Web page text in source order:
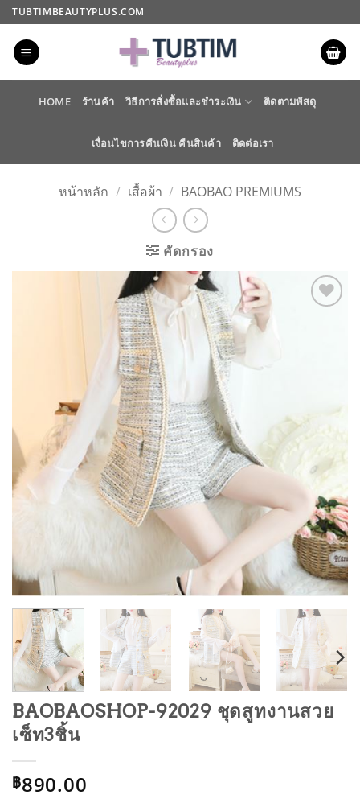
ข้าม
ไป
เนื้อหา
TUBTIMBEAUTYPLUS.COM
HOME ร้านค้า วิธีการสั่งซื้อและชำระเงิน ติดตามพัสดุ
เงื่อนไขการคืนเงิน คืนสินค้า ติดต่อเรา
หน้าหลัก / เสื้อผ้า / BAOBAO PREMIUMS
คัดกรอง
BAOBAOSHOP-92029 ชุดสูทงานสวย
เซ็ท3ชิ้น
฿890.00